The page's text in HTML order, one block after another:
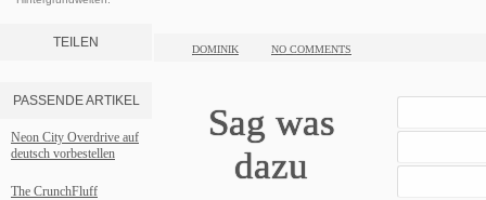
TEILEN
PASSENDE ARTIKEL
Neon City Overdrive auf
deutsch vorbestellen
The CrunchFluff
DOMINIK NO COMMENTS
Sag was
dazu